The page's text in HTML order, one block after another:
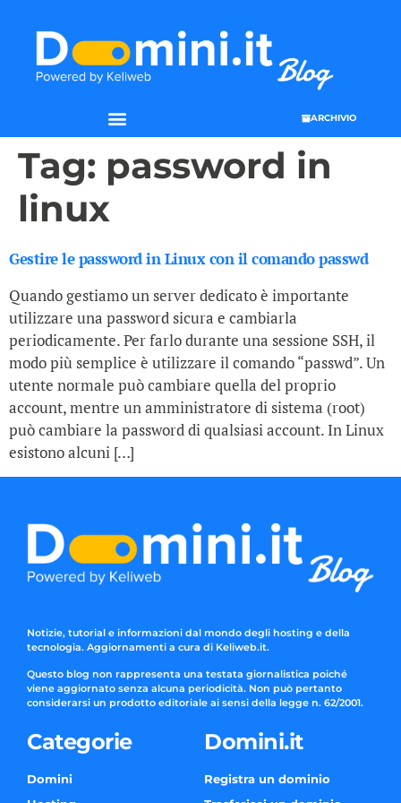
ARCHIVIO
Tag: password in
linux
Gestire le password in Linux con il comando passwd
Quando gestiamo un server dedicato è importante
utilizzare una password sicura e cambiarla
periodicamente. Per farlo durante una sessione SSH, il
modo più semplice è utilizzare il comando “passwd”. Un
utente normale può cambiare quella del proprio
account, mentre un amministratore di sistema (root)
può cambiare la password di qualsiasi account. In Linux
esistono alcuni […]
Notizie, tutorial e informazioni dal mondo degli hosting e della
tecnologia. Aggiornamenti a cura di Keliweb.it.
Questo blog non rappresenta una testata giornalistica poiché
viene aggiornato senza alcuna periodicità. Non può pertanto
considerarsi un prodotto editoriale ai sensi della legge n. 62/2001.
Categorie
Domini
Domini.it
Registra un dominio